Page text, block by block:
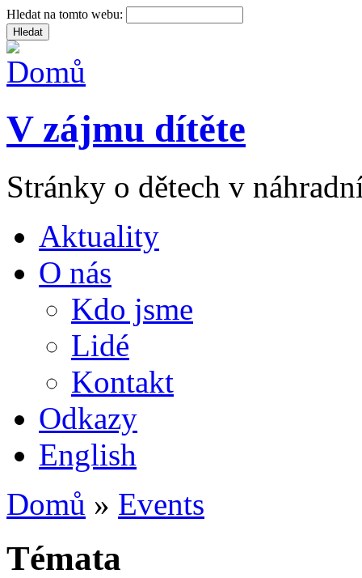
Hledat na tomto webu:
V zájmu dítěte
Stránky o dětech v
Aktuality
O nás
Kdo jsme
Lidé
Kontakt
Odkazy
English
Domů » Events
Témata